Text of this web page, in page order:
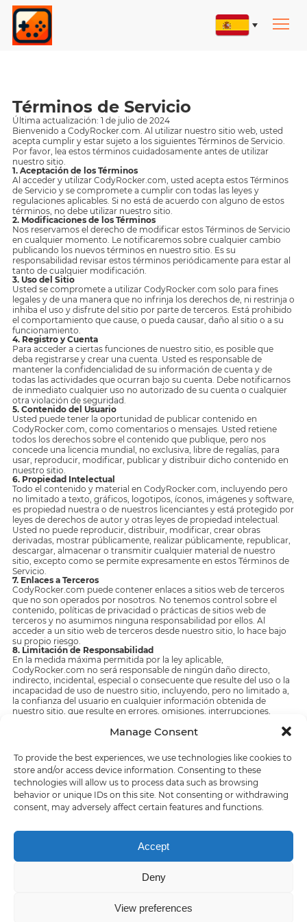
Manage Consent
To provide the best experiences, we use technologies like cookies to
store and/or access device information. Consenting to these
technologies will allow us to process data such as browsing
behavior or unique IDs on this site. Not consenting or withdrawing
consent, may adversely affect certain features and functions.
Accept
Deny
View preferences
Términos de Servicio
Última actualización: 1 de julio de 2024
Bienvenido a CodyRocker.com. Al utilizar nuestro sitio web, usted
acepta cumplir y estar sujeto a los siguientes Términos de Servicio.
Por favor, lea estos términos cuidadosamente antes de utilizar
nuestro sitio.
1. Aceptación de los Términos
Al acceder y utilizar CodyRocker.com, usted acepta estos Términos
de Servicio y se compromete a cumplir con todas las leyes y
regulaciones aplicables. Si no está de acuerdo con alguno de estos
términos, no debe utilizar nuestro sitio.
2. Modificaciones de los Términos
Nos reservamos el derecho de modificar estos Términos de Servicio
en cualquier momento. Le notificaremos sobre cualquier cambio
publicando los nuevos términos en nuestro sitio. Es su
responsabilidad revisar estos términos periódicamente para estar al
tanto de cualquier modificación.
3. Uso del Sitio
Usted se compromete a utilizar CodyRocker.com solo para fines
legales y de una manera que no infrinja los derechos de, ni restrinja o
inhiba el uso y disfrute del sitio por parte de terceros. Está prohibido
el comportamiento que cause, o pueda causar, daño al sitio o a su
funcionamiento.
4. Registro y Cuenta
Para acceder a ciertas funciones de nuestro sitio, es posible que
deba registrarse y crear una cuenta. Usted es responsable de
mantener la confidencialidad de su información de cuenta y de
todas las actividades que ocurran bajo su cuenta. Debe notificarnos
de inmediato cualquier uso no autorizado de su cuenta o cualquier
otra violación de seguridad.
5. Contenido del Usuario
Usted puede tener la oportunidad de publicar contenido en
CodyRocker.com, como comentarios o mensajes. Usted retiene
todos los derechos sobre el contenido que publique, pero nos
concede una licencia mundial, no exclusiva, libre de regalías, para
usar, reproducir, modificar, publicar y distribuir dicho contenido en
nuestro sitio.
6. Propiedad Intelectual
Todo el contenido y material en CodyRocker.com, incluyendo pero
no limitado a texto, gráficos, logotipos, íconos, imágenes y software,
es propiedad nuestra o de nuestros licenciantes y está protegido por
leyes de derechos de autor y otras leyes de propiedad intelectual.
Usted no puede reproducir, distribuir, modificar, crear obras
derivadas, mostrar públicamente, realizar públicamente, republicar,
descargar, almacenar o transmitir cualquier material de nuestro
sitio, excepto como se permite expresamente en estos Términos de
Servicio.
7. Enlaces a Terceros
CodyRocker.com puede contener enlaces a sitios web de terceros
que no son operados por nosotros. No tenemos control sobre el
contenido, políticas de privacidad o prácticas de sitios web de
terceros y no asumimos ninguna responsabilidad por ellos. Al
acceder a un sitio web de terceros desde nuestro sitio, lo hace bajo
su propio riesgo.
8. Limitación de Responsabilidad
En la medida máxima permitida por la ley aplicable,
CodyRocker.com no será responsable de ningún daño directo,
indirecto, incidental, especial o consecuente que resulte del uso o la
incapacidad de uso de nuestro sitio, incluyendo, pero no limitado a,
la confianza del usuario en cualquier información obtenida de
nuestro sitio, que resulte en errores, omisiones, interrupciones,
demoras en la operación o transmisión, o cualquier falla de
Usted acepta indemnizar, defender y eximir de responsabilidad a
CodyRocker.com y a sus afiliados, directores, empleados, agentes y
licenciantes de cualquier reclamo, responsabilidad, daños y/o costos
(incluidos, entre otros, honorarios razonables de abogados) que
surjan de su uso de nuestro sitio, su violación de estos Términos de
Servicio o su violación de cualquier derecho de terceros.
Privacy policy